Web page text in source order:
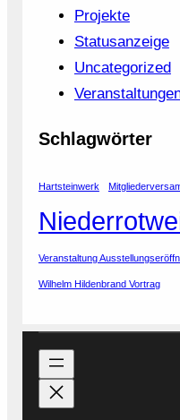
Projekte
Statusanzeige
Uncategorized
Schlagwörter
Hartsteinwerk
Veranstaltung
Wilhelm Hildenbrand Vortrag